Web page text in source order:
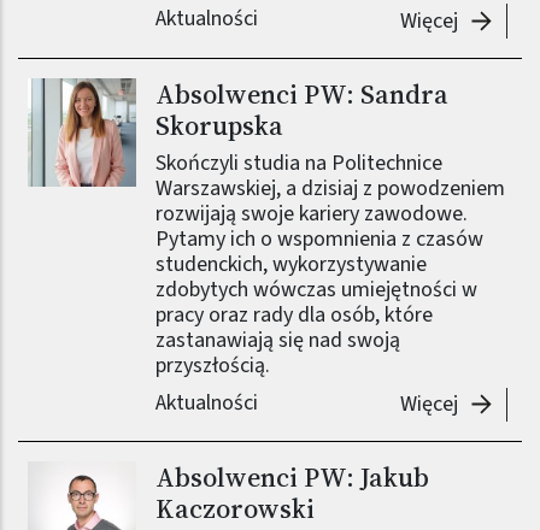
Aktualności
Więcej
Obraz (old)
Absolwenci PW: Sandra
Skorupska
Skończyli studia na Politechnice
Warszawskiej, a dzisiaj z powodzeniem
rozwijają swoje kariery zawodowe.
Pytamy ich o wspomnienia z czasów
studenckich, wykorzystywanie
zdobytych wówczas umiejętności w
pracy oraz rady dla osób, które
zastanawiają się nad swoją
przyszłością.
Aktualności
Więcej
Obraz (old)
Absolwenci PW: Jakub
Kaczorowski